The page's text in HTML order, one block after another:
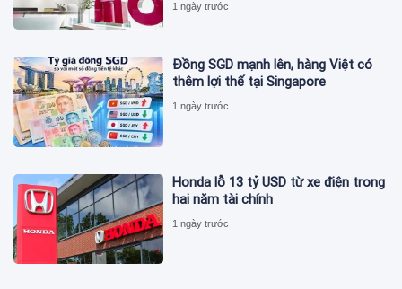
1 ngày trước
Đồng SGD mạnh lên, hàng Việt có
thêm lợi thế tại Singapore
1 ngày trước
Honda lỗ 13 tỷ USD từ xe điện trong
hai năm tài chính
1 ngày trước